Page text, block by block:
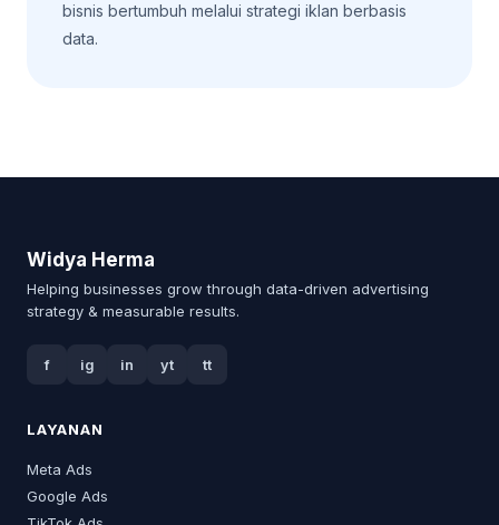
bisnis bertumbuh melalui strategi iklan berbasis
data.
Widya Herma
Helping businesses grow through data-driven advertising
strategy & measurable results.
f ig in yt tt
LAYANAN
Meta Ads
Google Ads